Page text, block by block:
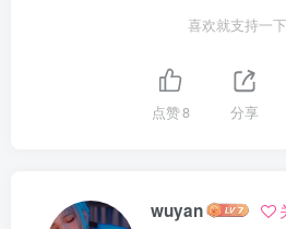
喜欢就支持一
点赞8 分享
wuyan